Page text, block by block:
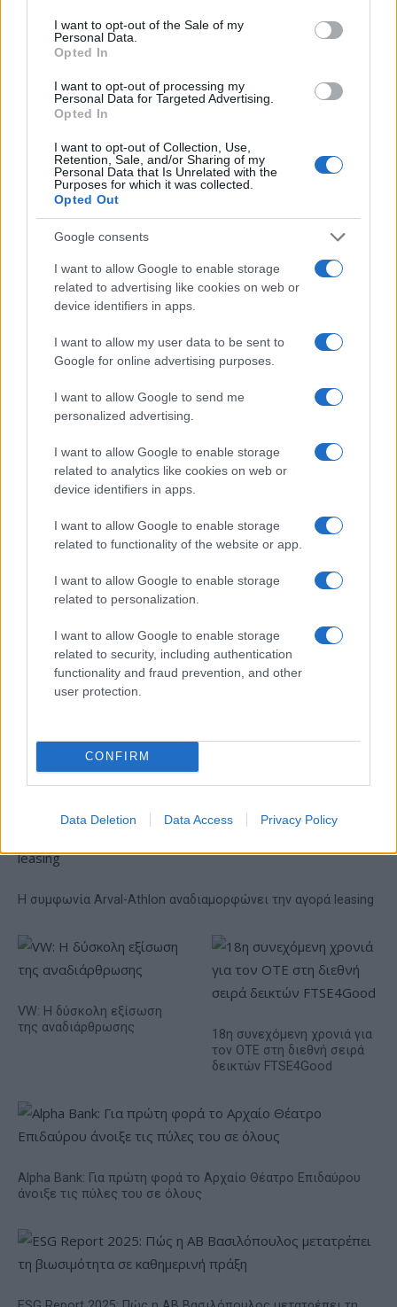
consent section.
I want to opt-out of the Sale of my
Personal Data.
Opted In
I want to opt-out of processing my
Personal Data for Targeted Advertising.
Opted In
I want to opt-out of Collection, Use,
Retention, Sale, and/or Sharing of my
Personal Data that Is Unrelated with the
Purposes for which it was collected.
Opted Out
Google consents
I want to allow Google to enable storage
related to advertising like cookies on web or
device identifiers in apps.
I want to allow my user data to be sent to
Google for online advertising purposes.
I want to allow Google to send me
personalized advertising.
I want to allow Google to enable storage
related to analytics like cookies on web or
device identifiers in apps.
I want to allow Google to enable storage
related to functionality of the website or app.
I want to allow Google to enable storage
related to personalization.
I want to allow Google to enable storage
related to security, including authentication
functionality and fraud prevention, and other
user protection.
CONFIRM
Data Deletion Data Access Privacy Policy
Νέο Audi A2 e-tron με
αποδοτικότητας
Το FIAT 500 Hybrid τώρα από 18.990 ευρώ
Ουκρανία: Με Μίχαϊλιουκ
Πάρκερ: «Όνειρό μου να
κατακτήσω το ΝΒΑ Europe
διευκρινιστική ανάρτηση
HELLENiQ ENERGY: Κέρδη 393 εκατ. ευρώ στο α' εξάμηνο –
Στα 734 εκατ. ευρώ τα EBITDA
14% ο τζίρος στο α'
εξάμηνο, στα 4,3 δισ. ευρώ
– Στα 446 εκατ. ευρώ τα
EBITDA
ΥΠΕΘΟΟ: Νέες επενδύσεις
Η συμφωνία Arval-Athlon αναδιαμορφώνει την αγορά leasing
VW: Η δύσκολη εξίσωση
της αναδιάρθρωσης
18η συνεχόμενη χρονιά για
τον ΟΤΕ στη διεθνή σειρά
δεικτών FTSE4Good
Alpha Bank: Για πρώτη φορά το Αρχαίο Θέατρο Επιδαύρου
άνοιξε τις πύλες του σε όλους